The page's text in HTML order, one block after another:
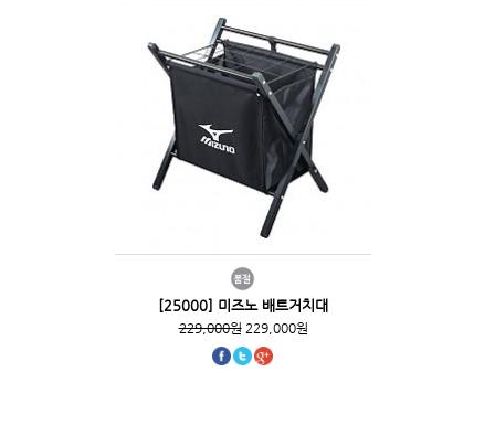
[25000] 미즈노 배트거치대
229,000원229,000원